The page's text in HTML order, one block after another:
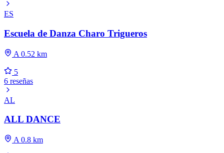
ES
Escuela de Danza Charo Trigueros
A 0.52 km
5
6 reseñas
AL
ALL DANCE
A 0.8 km